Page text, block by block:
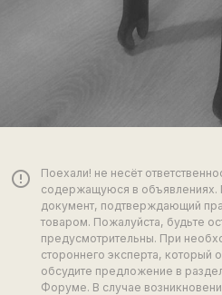
error_outline
Поехали! не несёт
содержащуюся в объявлениях.
документ, подтверждающий
товаром. Пожалуйста, будьте
предусмотрительны. При
стороннего эксперта, который
обсудите предложение в
Форуме. В случае